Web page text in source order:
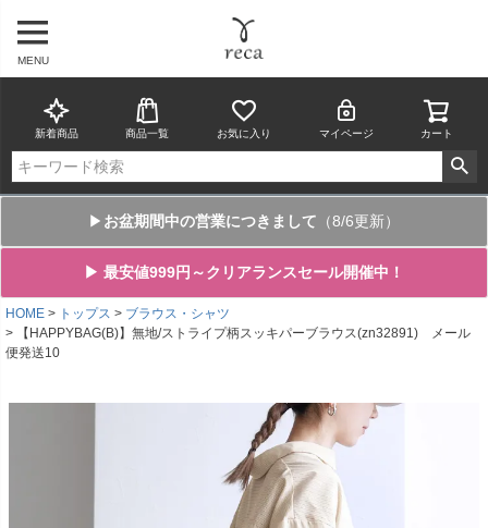
MENU
新着商品 商品一覧 お気に入り マイページ カート
▶ お盆期間中の営業につきまして （8/6更新）
▶ 最安値999円～クリアランスセール開催中！
HOME トップス
ブラウス・シャツ
【HAPPYBAG(B)】無地/ストライプ柄スッキパーブラウス(zn32891) メール
便発送10